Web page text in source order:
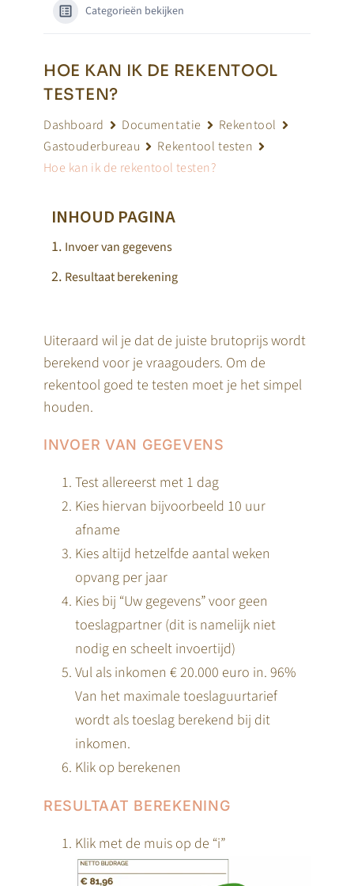
Categorieën bekijken
HOE KAN IK DE REKENTOOL
TESTEN?
Dashboard Documentatie
Rekentool
Gastouderbureau
Rekentool testen
Hoe kan ik de rekentool testen?
INHOUD PAGINA
Invoer van gegevens
Resultaat berekening
Uiteraard wil je dat de juiste brutoprijs wordt
berekend voor je vraagouders. Om de
rekentool goed te testen moet je het simpel
houden.
INVOER VAN GEGEVENS
Test allereerst met 1 dag
Kies hiervan bijvoorbeeld 10 uur
afname
Kies altijd hetzelfde aantal weken
opvang per jaar
Kies bij “Uw gegevens” voor geen
toeslagpartner (dit is namelijk niet
nodig en scheelt invoertijd)
Vul als inkomen € 20.000 euro in. 96%
Van het maximale toeslaguurtarief
wordt als toeslag berekend bij dit
inkomen.
Klik op berekenen
RESULTAAT BEREKENING
Klik met de muis op de “i”